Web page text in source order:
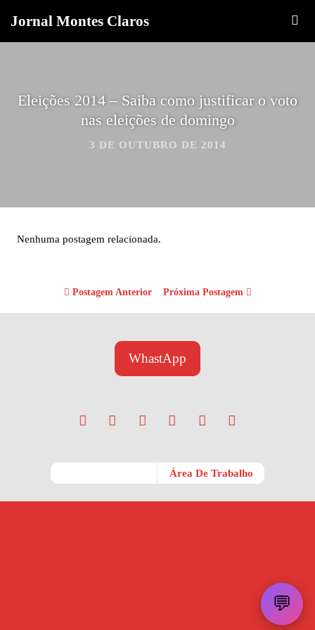
Jornal Montes Claros
Eleições 2014 – Saiba como justificar o voto
nas eleições de domingo
3 DE OUTUBRO DE 2014
Nenhuma postagem relacionada.
Postagem Anterior Próxima Postagem
WhastApp
💬
Área De Trabalho